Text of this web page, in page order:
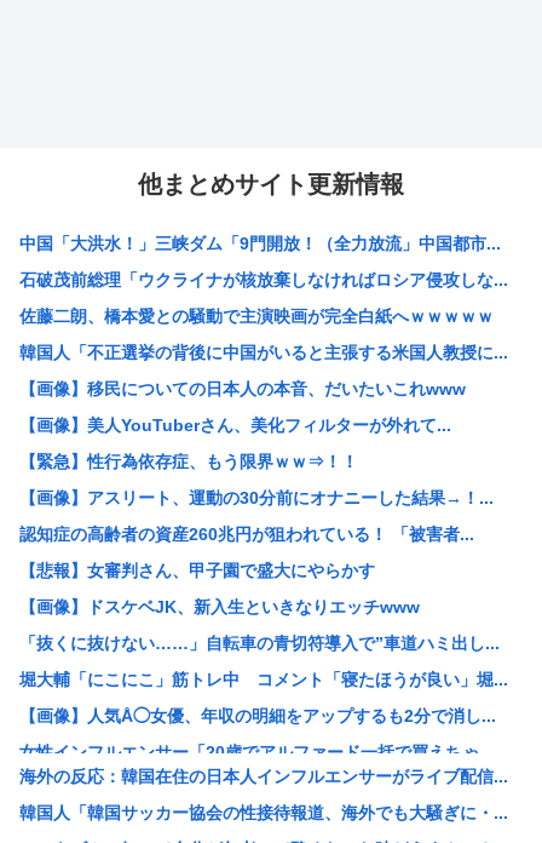
他まとめサイト更新情報
中国「大洪水！」三峡ダム「9門開放！（全力放流」中国都市...
石破茂前総理「ウクライナが核放棄しなければロシア侵攻しな...
佐藤二朗、橋本愛との騒動で主演映画が完全白紙へｗｗｗｗｗ
韓国人「不正選挙の背後に中国がいると主張する米国人教授に...
【画像】移民についての日本人の本音、だいたいこれwww
【画像】美人YouTuberさん、美化フィルターが外れて...
【緊急】性行為依存症、もう限界ｗｗ⇒！！
【画像】アスリート、運動の30分前にオナニーした結果→！...
認知症の高齢者の資産260兆円が狙われている！ 「被害者...
【悲報】女審判さん、甲子園で盛大にやらかす
【画像】ドスケベJK、新入生といきなりエッチwww
「抜くに抜けない……」自転車の青切符導入で”車道ハミ出し...
堀大輔「にこにこ」筋トレ中 コメント「寝たほうが良い」堀...
【画像】人気Å◯女優、年収の明細をアップするも2分で消し...
女性インフルエンサー「20歳でアルファード一括で買えちゃ...
瀬戸環奈がスタイルよすぎて一般男性が隣に並ぶとチンチクリ...
【画像】つるの剛士「キムタクを模写した」ﾊﾟｼｬｯwww
海外の反応：韓国在住の日本人インフルエンサーがライブ配信...
韓国人「韓国サッカー協会の性接待報道、海外でも大騒ぎに・...